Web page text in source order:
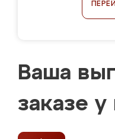
Ваша
заказе у